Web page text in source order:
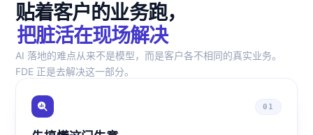
贴着客户的业务跑，
把脏活在现场解决
AI 落地的难点从来不是模型，而是客户各不相同的真实业务。
FDE 正是去解决这一部分。
01